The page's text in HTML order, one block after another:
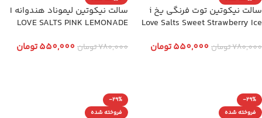
سالت نیکوتین توت فرنگی یخ i
Love Salts Sweet Strawberry Ice
780,000تومان 550,000تومان
سالت نیکوتین لیموناد هندوانه I
LOVE SALTS PINK LEMONADE
780,000تومان 550,000تومان
-29%
فروخته شده
-29%
فروخته شده